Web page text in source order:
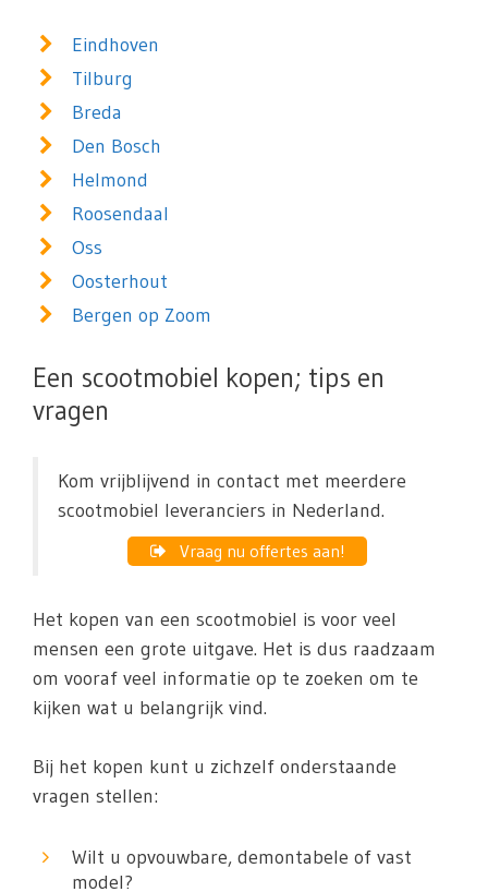
Eindhoven
Tilburg
Breda
Den Bosch
Helmond
Roosendaal
Oss
Oosterhout
Bergen op Zoom
Een scootmobiel kopen; tips en
vragen
Kom vrijblijvend in contact met meerdere
scootmobiel leveranciers in Nederland.
Vraag nu offertes aan!
Het kopen van een scootmobiel is voor veel
mensen een grote uitgave. Het is dus raadzaam
om vooraf veel informatie op te zoeken om te
kijken wat u belangrijk vind.
Bij het kopen kunt u zichzelf onderstaande
vragen stellen:
Wilt u opvouwbare, demontabele of vast
model?